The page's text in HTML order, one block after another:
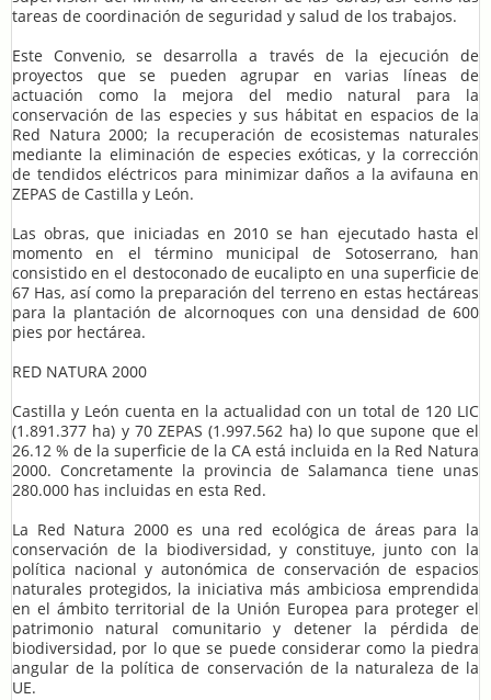
tareas de coordinación de seguridad y salud de los trabajos.
Este Convenio, se desarrolla a través de la ejecución de
proyectos que se pueden agrupar en varias líneas de
actuación como la mejora del medio natural para la
conservación de las especies y sus hábitat en espacios de la
Red Natura 2000; la recuperación de ecosistemas naturales
mediante la eliminación de especies exóticas, y la corrección
de tendidos eléctricos para minimizar daños a la avifauna en
ZEPAS de Castilla y León.
Las obras, que iniciadas en 2010 se han ejecutado hasta el
momento en el término municipal de Sotoserrano, han
consistido en el destoconado de eucalipto en una superficie de
67 Has, así como la preparación del terreno en estas hectáreas
para la plantación de alcornoques con una densidad de 600
pies por hectárea.
RED NATURA 2000
Castilla y León cuenta en la actualidad con un total de 120 LIC
(1.891.377 ha) y 70 ZEPAS (1.997.562 ha) lo que supone que el
26.12 % de la superficie de la CA está incluida en la Red Natura
2000. Concretamente la provincia de Salamanca tiene unas
280.000 has incluidas en esta Red.
La Red Natura 2000 es una red ecológica de áreas para la
conservación de la biodiversidad, y constituye, junto con la
política nacional y autonómica de conservación de espacios
naturales protegidos, la iniciativa más ambiciosa emprendida
en el ámbito territorial de la Unión Europea para proteger el
patrimonio natural comunitario y detener la pérdida de
biodiversidad, por lo que se puede considerar como la piedra
angular de la política de conservación de la naturaleza de la
UE.